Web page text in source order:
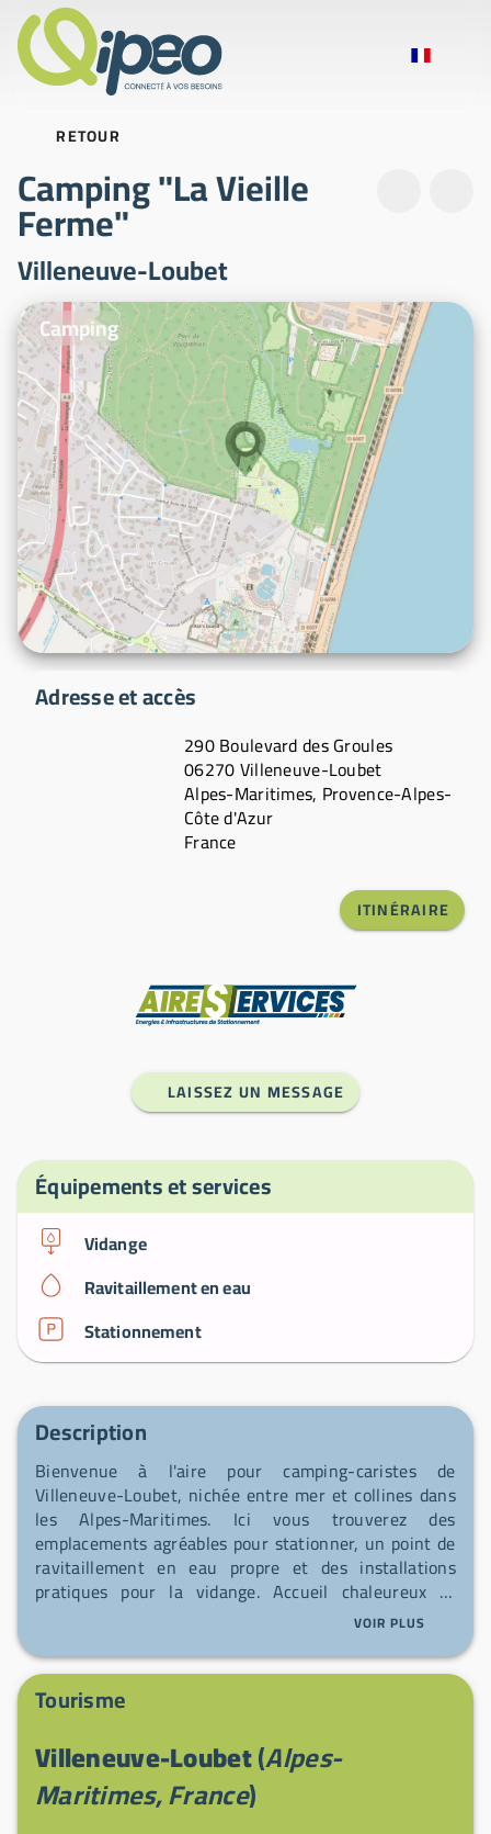
RETOUR
Camping "La Vieille
Ferme"
Villeneuve-Loubet
Photos d'illustration
Camping
Adresse et accès
290 Boulevard des Groules
06270 Villeneuve-Loubet
Alpes-Maritimes, Provence-Alpes-
Côte d'Azur
France
ITINÉRAIRE
LAISSEZ UN MESSAGE
Équipements et services
Vidange
Ravitaillement en eau
Stationnement
Description
Bienvenue à l'aire pour camping-caristes de
Villeneuve-Loubet, nichée entre mer et collines dans
les Alpes-Maritimes. Ici vous trouverez des
emplacements agréables pour stationner, un point de
ravitaillement en eau propre et des installations
pratiques pour la vidange. Accueil chaleureux et
simplicité d'utilisation pour reprendre la route l'esprit
VOIR PLUS
Tourisme
Villeneuve-Loubet(Alpes-
Maritimes, France)